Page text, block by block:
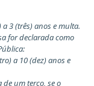
3 (três) anos e multa.
for declarada como
a 10 (dez) anos e
de um terço, se o